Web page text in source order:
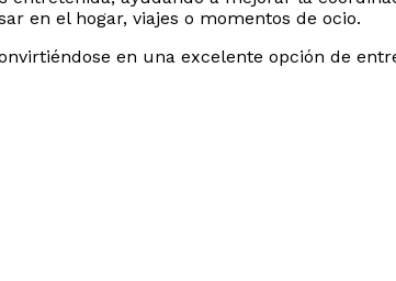
en el hogar, viajes o momentos de ocio.
en una excelente opción de